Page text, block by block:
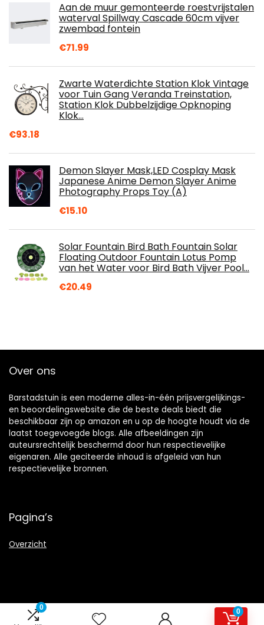
0
0
Aan de muur gemonteerde roestvrijstalen
waterval Spillway Cascade 60cm vijver
zwembad fontein
€71.99
Zwarte Waterdichte Station Klok Vintage
voor Tuin Gang Veranda Treinstation,
Station Klok Dubbelzijdige Opknoping
Klok…
€93.18
Demon Slayer Mask,LED Cosplay Mask
Japanese Anime Demon Slayer Anime
Photography Props Toy (A)
€15.10
Solar Fountain Bird Bath Fountain Solar
Floating Outdoor Fountain Lotus Pomp
van het Water voor Bird Bath Vijver Pool…
€20.49
Over ons
Barstadstuin is een moderne alles-in-één prijsvergelijkings-
en beoordelingswebsite die de beste deals biedt die
beschikbaar zijn op amazon en u op de hoogte houdt via de
laatst toegevoegde blogs. Alle afbeeldingen zijn
auteursrechtelijk beschermd door hun respectievelijke
eigenaren. Alle geciteerde inhoud is afgeleid van hun
respectievelijke bronnen.
Pagina’s
Overzicht
Snelle links